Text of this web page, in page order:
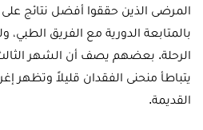
المرضى الذين حققوا أفضل نتائج على
بالمتابعة الدورية مع الفريق الطبي،
الرحلة. بعضهم يصف أن الشهر
يتباطأ منحنى الفقدان قليلاً وتظهر
القديمة.